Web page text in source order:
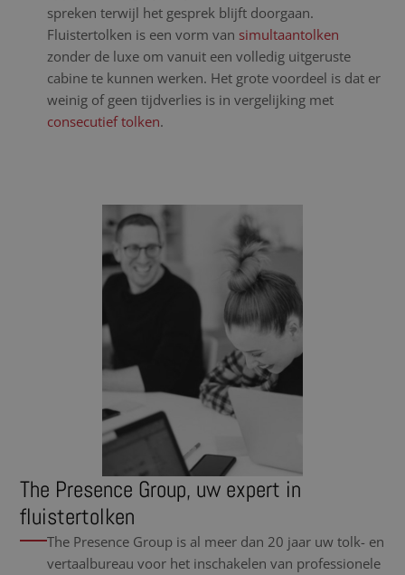
spreken terwijl het gesprek blijft doorgaan.
Fluistertolken is een vorm van simultaantolken
zonder de luxe om vanuit een volledig uitgeruste
cabine te kunnen werken. Het grote voordeel is dat er
weinig of geen tijdverlies is in vergelijking met
consecutief tolken.
The Presence Group, uw expert in
fluistertolken
The Presence Group is al meer dan 20 jaar uw tolk- en
vertaalbureau voor het inschakelen van professionele